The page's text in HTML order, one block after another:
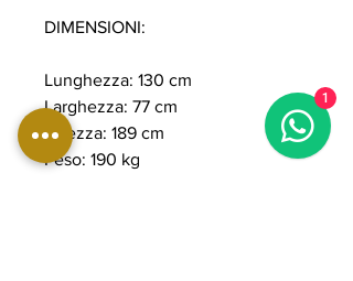
DIMENSIONI:
Lunghezza: 130 cm
Larghezza: 77 cm
Altezza: 189 cm
Peso: 190 kg
1